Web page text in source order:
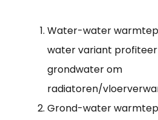
Water-water
water variant
grondwater om
radiatoren/
Grond-water